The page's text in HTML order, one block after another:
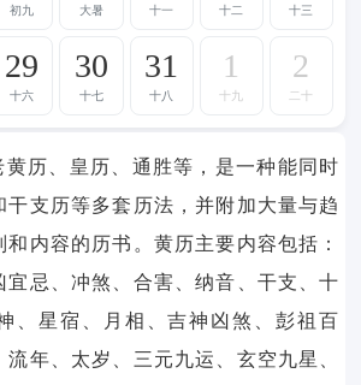
初九 大暑 十一 十二 十三
29
十六
30
十七
31
十八
1
十九
2
二十
黄历、皇历、通胜等，是一种能同时
干支历等多套历法，并附加大量与趋
内容的历书。黄历主要内容包括：
宜忌、冲煞、合害、纳音、干支、十
、星宿、月相、吉神凶煞、彭祖百
年、太岁、三元九运、玄空九星、